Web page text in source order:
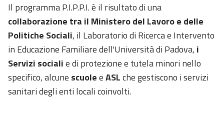
Il programma P.I.P.P.I. è il risultato di una
collaborazione tra il Ministero del Lavoro e delle
Politiche Sociali, il Laboratorio di Ricerca e Intervento
in Educazione Familiare dell'Università di Padova, i
Servizi socialie di protezione e tutela minori nello
specifico, alcune scuoleeASLche gestiscono i servizi
sanitari degli enti locali coinvolti.